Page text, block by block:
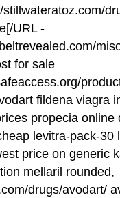
URL -
for sale
fildena viagra
propecia
levitra-pack-
price on generic
mellaril rounded,
drugs/avodart/